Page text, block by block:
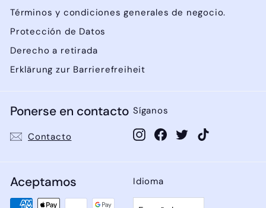
Términos y condiciones generales de negocio.
Protección de Datos
Derecho a retirada
Erklärung zur Barrierefreiheit
Ponerse en contacto
Contacto
Síganos
InstagramFacebook
Twitter
Aceptamos Idioma